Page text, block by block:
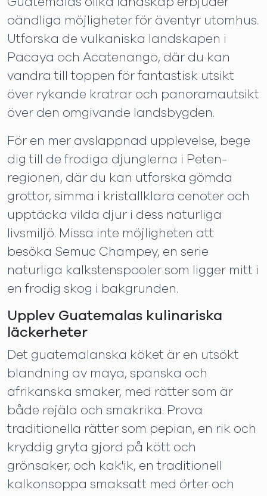
oändliga möjligheter för äventyr utomhus.
Utforska de vulkaniska landskapen i
Pacaya och Acatenango, där du kan
vandra till toppen för fantastisk utsikt
över rykande kratrar och panoramautsikt
över den omgivande landsbygden.
För en mer avslappnad upplevelse, bege
dig till de frodiga djunglerna i Peten-
regionen, där du kan utforska gömda
grottor, simma i kristallklara cenoter och
upptäcka vilda djur i dess naturliga
livsmiljö. Missa inte möjligheten att
besöka Semuc Champey, en serie
naturliga kalkstenspooler som ligger mitt i
en frodig skog i bakgrunden.
Upplev Guatemalas kulinariska
läckerheter
Det guatemalanska köket är en utsökt
blandning av maya, spanska och
afrikanska smaker, med rätter som är
både rejäla och smakrika. Prova
traditionella rätter som pepian, en rik och
kryddig gryta gjord på kött och
grönsaker, och kak'ik, en traditionell
kalkonsoppa smaksatt med örter och